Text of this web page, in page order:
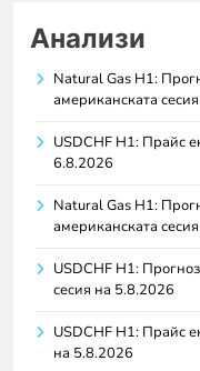
Анализи
Natural Gas H1:
американската
USDCHF H1: Прайс
6.8.2026
Natural Gas H1:
американската
USDCHF H1:
сесия на 5.8.2026
USDCHF H1: Прайс
на 5.8.2026